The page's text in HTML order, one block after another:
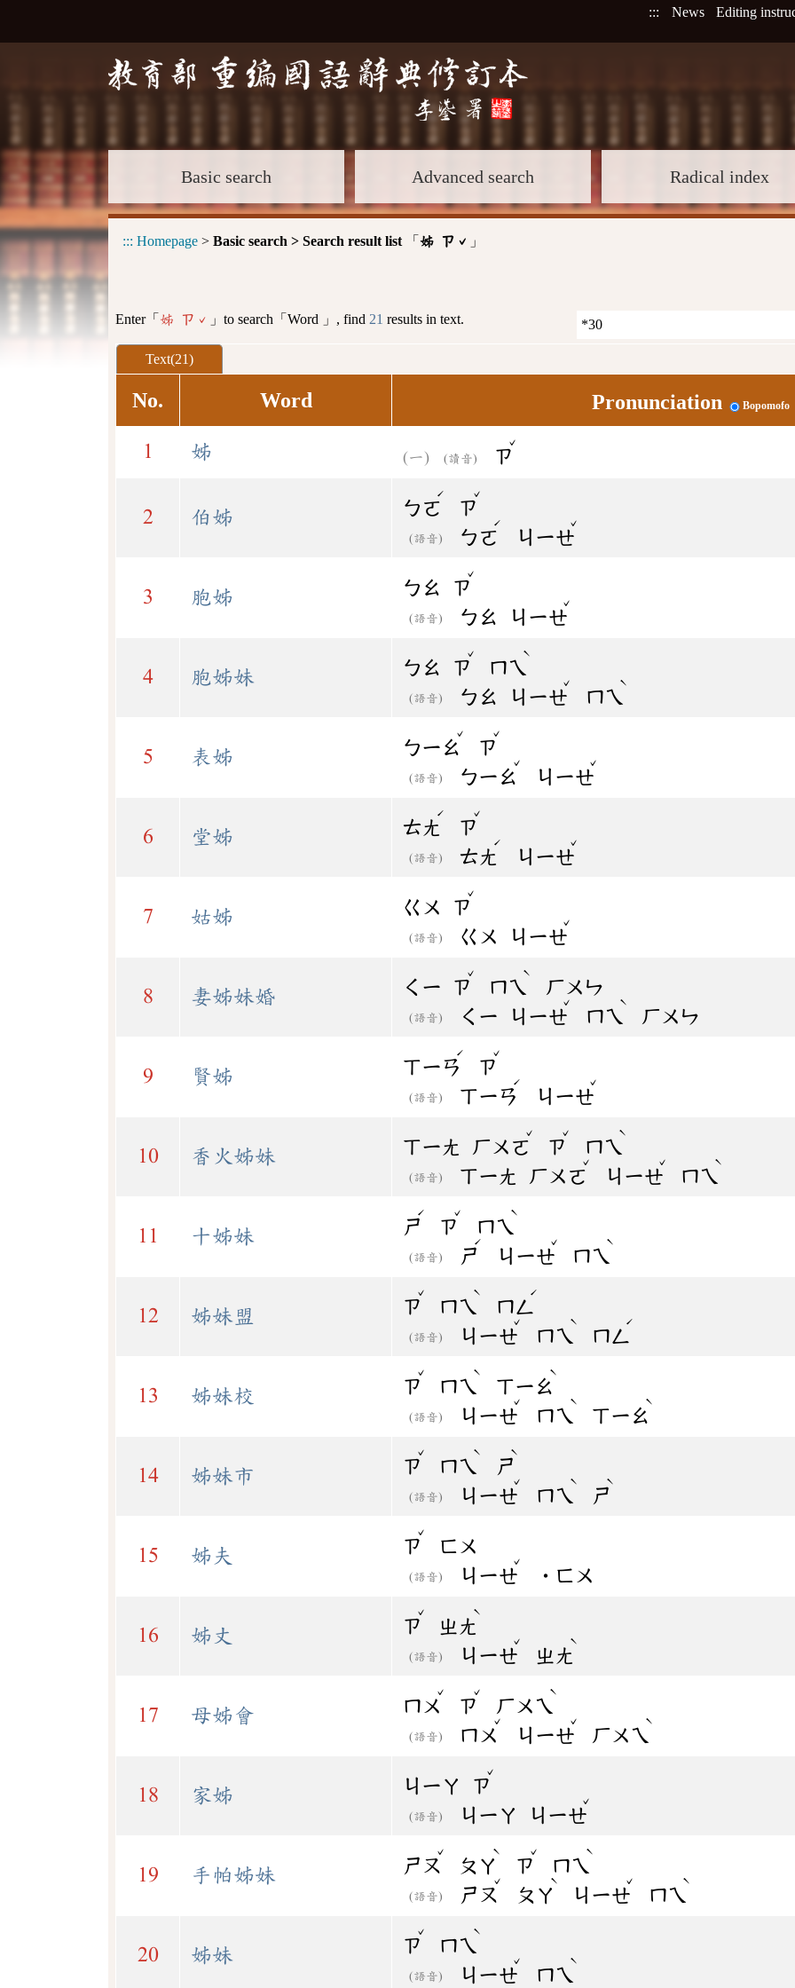
::: News Editing
Basic search Advanced search Radical index
::: Homepage > Basic search > Search result list 「 姊 ㄗˇ 」
Enter「 姊 ㄗˇ 」to search「Word 」, find 21 results in text.
Text(21)
No. Word Pronunciation Bopomofo
1 姊 (讀音) ㄗ
ˇ
2 伯姊 ㄅㄛ
ˊ
ㄗ
ˇ
(語音) ㄅㄛ
ˊ
ㄐㄧㄝ
ˇ
3 胞姊 ㄅㄠ ㄗ
ˇ
(語音) ㄅㄠ ㄐㄧㄝ
ˇ
4 胞姊妹 ㄅㄠ ㄗ
ˇ
ㄇㄟ
ˋ
(語音) ㄅㄠ ㄐㄧㄝ
ˇ
ㄇㄟ
ˋ
5 表姊 ㄅㄧㄠ
ˇ
ㄗ
ˇ
(語音) ㄅㄧㄠ
ˇ
ㄐㄧㄝ
ˇ
6 堂姊 ㄊㄤ
ˊ
ㄗ
ˇ
(語音) ㄊㄤ
ˊ
ㄐㄧㄝ
ˇ
7 姑姊 ㄍㄨ ㄗ
ˇ
(語音) ㄍㄨ ㄐㄧㄝ
ˇ
8 妻姊妹婚 ㄑㄧ ㄗ
ˇ
ㄇㄟ
ˋ
ㄏㄨㄣ
(語音) ㄑㄧ ㄐㄧㄝ
ˇ
ㄇㄟ
ˋ
ㄏㄨㄣ
9 賢姊 ㄒㄧㄢ
ˊ
ㄗ
ˇ
(語音) ㄒㄧㄢ
ˊ
ㄐㄧㄝ
ˇ
10 香火姊妹 ㄒㄧㄤ ㄏㄨㄛ
ˇ
ㄗ
ˇ
ㄇㄟ
ˋ
(語音) ㄒㄧㄤ ㄏㄨㄛ
ˇ
ㄐㄧㄝ
ˇ
ㄇㄟ
ˋ
11 十姊妹 ㄕ
ˊ
ㄗ
ˇ
ㄇㄟ
ˋ
(語音) ㄕ
ˊ
ㄐㄧㄝ
ˇ
ㄇㄟ
ˋ
12 姊妹盟 ㄗ
ˇ
ㄇㄟ
ˋ
ㄇㄥ
ˊ
(語音) ㄐㄧㄝ
ˇ
ㄇㄟ
ˋ
ㄇㄥ
ˊ
13 姊妹校 ㄗ
ˇ
ㄇㄟ
ˋ
ㄒㄧㄠ
ˋ
(語音) ㄐㄧㄝ
ˇ
ㄇㄟ
ˋ
ㄒㄧㄠ
ˋ
14 姊妹市 ㄗ
ˇ
ㄇㄟ
ˋ
ㄕ
ˋ
(語音) ㄐㄧㄝ
ˇ
ㄇㄟ
ˋ
ㄕ
ˋ
15 姊夫 ㄗ
ˇ
ㄈㄨ
(語音) ㄐㄧㄝ
ˇ
˙ㄈㄨ
16 姊丈 ㄗ
ˇ
ㄓㄤ
ˋ
(語音) ㄐㄧㄝ
ˇ
ㄓㄤ
ˋ
17 母姊會 ㄇㄨ
ˇ
ㄗ
ˇ
ㄏㄨㄟ
ˋ
(語音) ㄇㄨ
ˇ
ㄐㄧㄝ
ˇ
ㄏㄨㄟ
ˋ
18 家姊 ㄐㄧㄚ ㄗ
ˇ
(語音) ㄐㄧㄚ ㄐㄧㄝ
ˇ
19 手帕姊妹 ㄕㄡ
ˇ
ㄆㄚ
ˋ
ㄗ
ˇ
ㄇㄟ
ˋ
(語音) ㄕㄡ
ˇ
ㄆㄚ
ˋ
ㄐㄧㄝ
ˇ
ㄇㄟ
ˋ
20 姊妹 ㄗ
ˇ
ㄇㄟ
ˋ
(語音) ㄐㄧㄝ
ˇ
ㄇㄟ
ˋ